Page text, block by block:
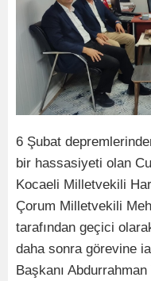
6 Şubat
bir hassasiyeti olan
Kocaeli Milletvekili
Çorum Milletvekili
tarafından geçici
daha sonra görevine
Başkanı